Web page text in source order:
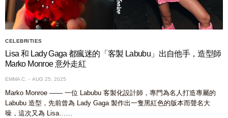
CELEBRITIES
Lisa 和 Lady Gaga 都瘋迷的「客製 Labubu」出自他手，造型師
Marko Monroe 意外走紅
EMMA C. AUG 25, 2025
Marko Monroe —— 一位 Labubu 客製化設計師，專門為名人打造專屬的
Labubu 造型，先前曾為 Lady Gaga 製作出一隻黑紅色的版本而聲名大
噪，這次又為 Lisa……